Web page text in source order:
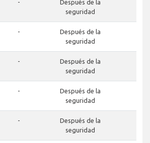
-
Después de la
seguridad
-
Después de la
seguridad
-
Después de la
seguridad
-
Después de la
seguridad
-
Después de la
seguridad